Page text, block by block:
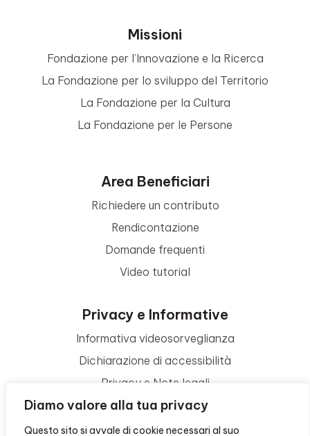
Diamo valore alla tua privacy
Questo sito si avvale di cookie necessari al suo
Missioni
Fondazione per l’Innovazione e la Ricerca
La Fondazione per lo sviluppo del Territorio
La Fondazione per la Cultura
La Fondazione per le Persone
Area Beneficiari
Richiedere un contributo
Rendicontazione
Domande frequenti
Video tutorial
Privacy e Informative
Informativa videosorveglianza
Dichiarazione di accessibilità
Privacy e Note legali
Termini di utilizzo
Cookie policy